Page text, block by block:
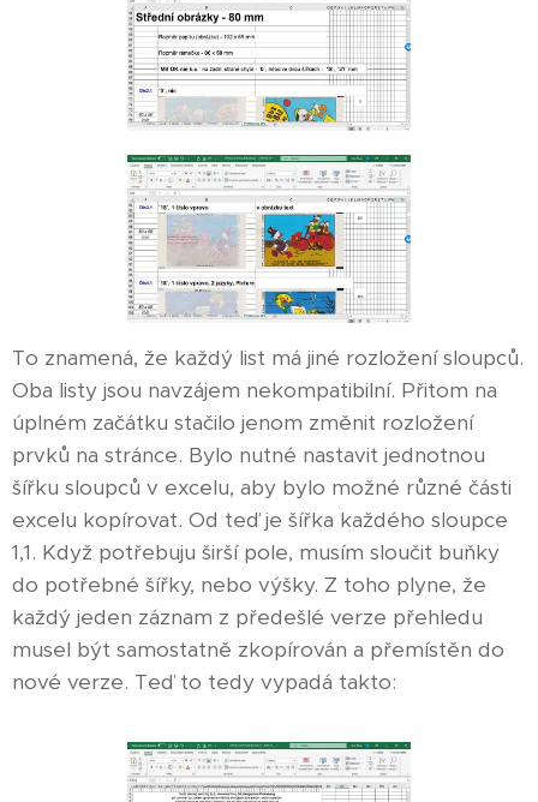
To znamená, že každý list má jiné rozložení sloupců.
Oba listy jsou navzájem nekompatibilní. Přitom na
úplném začátku stačilo jenom změnit rozložení
prvků na stránce. Bylo nutné nastavit jednotnou
šířku sloupců v excelu, aby bylo možné různé části
excelu kopírovat. Od teď je šířka každého sloupce
1,1. Když potřebuju širší pole, musím sloučit buňky
do potřebné šířky, nebo výšky. Z toho plyne, že
každý jeden záznam z předešlé verze přehledu
musel být samostatně zkopírován a přemístěn do
nové verze. Teď to tedy vypadá takto: